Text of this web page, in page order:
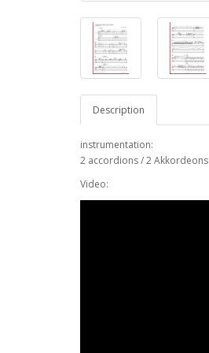
Description
instrumentation:
2 accordions / 2 Akkordeons
Video: